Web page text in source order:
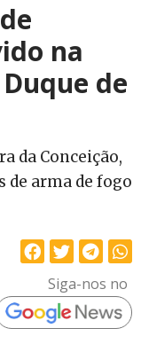
na
de
da Conceição,
de arma de fogo
Siga-nos no